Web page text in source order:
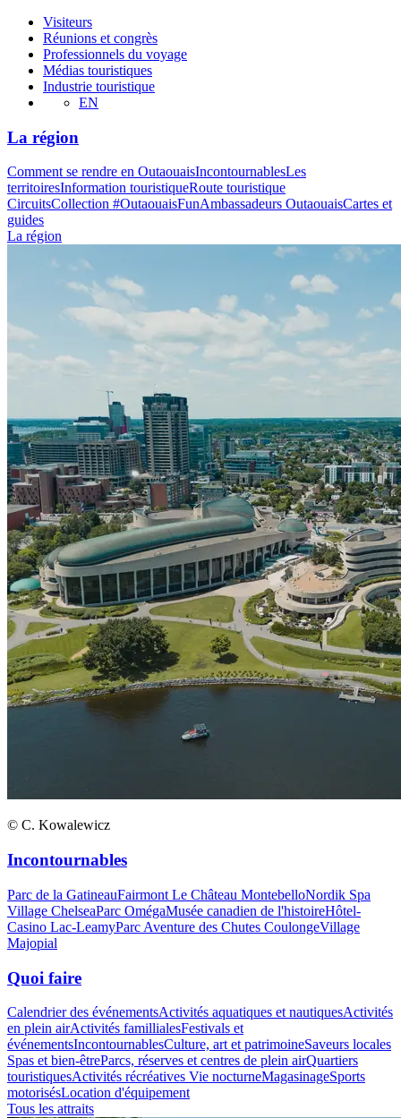
Visiteurs
Réunions et congrès
Professionnels du voyage
Médias touristiques
Industrie touristique
EN
La région
Comment se rendre en OutaouaisIncontournablesLes
territoiresInformation touristiqueRoute touristique
CircuitsCollection #OutaouaisFunAmbassadeurs OutaouaisCartes et
guides
La région
© C. Kowalewicz
Incontournables
Parc de la GatineauFairmont Le Château MontebelloNordik Spa
Village ChelseaParc OmégaMusée canadien de l'histoireHôtel-
Casino Lac-LeamyParc Aventure des Chutes CoulongeVillage
Majopial
Quoi faire
Calendrier des événementsActivités aquatiques et nautiquesActivités
en plein airActivités famillialesFestivals et
événementsIncontournablesCulture, art et patrimoineSaveurs locales
Spas et bien-êtreParcs, réserves et centres de plein airQuartiers
touristiquesActivités récréatives Vie nocturneMagasinageSports
motorisésLocation d'équipement
Tous les attraits